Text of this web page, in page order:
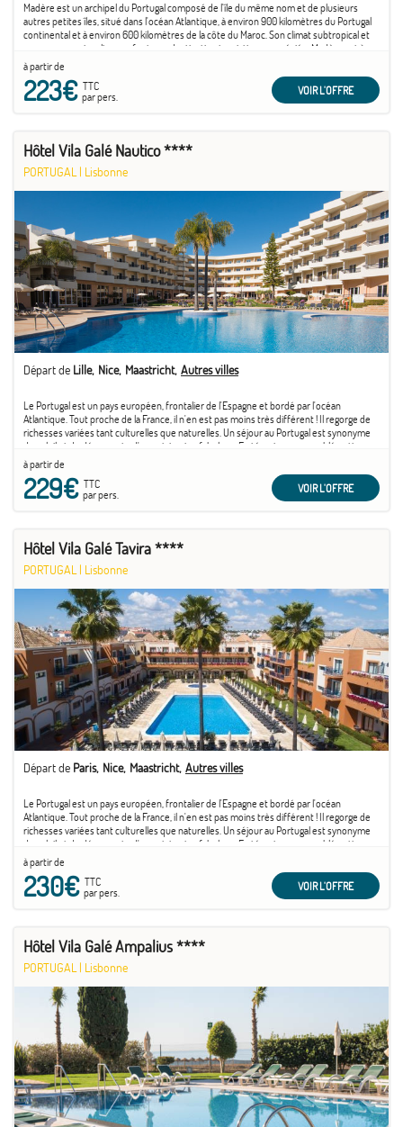
Madère est un archipel du Portugal composé de l'île du même nom et de plusieurs
autres petites îles, situé dans l'océan Atlantique, à environ 900 kilomètres du Portugal
continental et à environ 600 kilomètres de la côte du Maroc. Son climat subtropical et
ses paysages singuliers en font une destination touristique appréciée. Madère est à
juste ...
à partir de
223€TTC
par pers.
VOIR L'OFFRE
Hôtel Vila Galé Nautico ****
PORTUGAL | Lisbonne
Départ de Lille Nice Maastricht Autres villes
Le Portugal est un pays européen, frontalier de l'Espagne et bordé par l'océan
Atlantique. Tout proche de la France, il n'en est pas moins très différent ! Il regorge de
richesses variées tant culturelles que naturelles. Un séjour au Portugal est synonyme
de soleil et de découverte d'un patrimoine fabuleux. En témoigne son emblématique
capitale ...
à partir de
229€TTC
par pers.
VOIR L'OFFRE
Hôtel Vila Galé Tavira ****
PORTUGAL | Lisbonne
Départ de Paris Nice Maastricht Autres villes
Le Portugal est un pays européen, frontalier de l'Espagne et bordé par l'océan
Atlantique. Tout proche de la France, il n'en est pas moins très différent ! Il regorge de
richesses variées tant culturelles que naturelles. Un séjour au Portugal est synonyme
de soleil et de découverte d'un patrimoine fabuleux. En témoigne son emblématique
capitale ...
à partir de
230€TTC
par pers.
VOIR L'OFFRE
Hôtel Vila Galé Ampalius ****
PORTUGAL | Lisbonne